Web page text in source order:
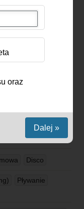
Czarne
Podróże
Disco
Pływanie
oraz
Dalej »